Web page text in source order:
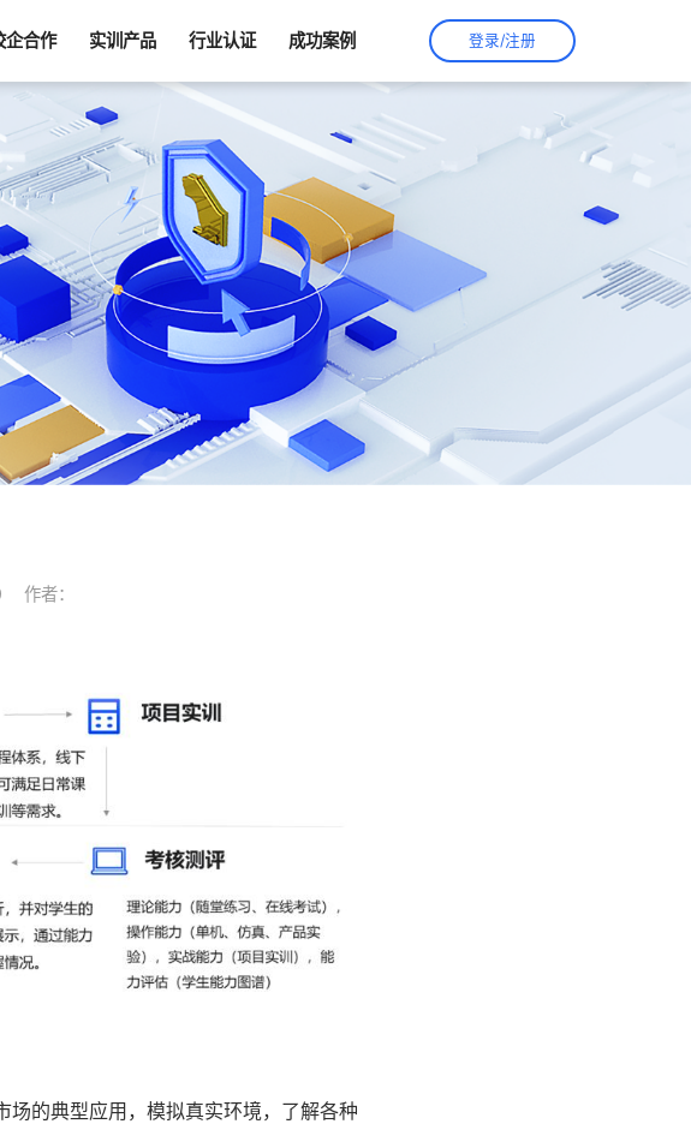
企合作 实训产品 行业认证 成功案例 登录/注册
作者：
的典型应用，模拟真实环境，了解各种